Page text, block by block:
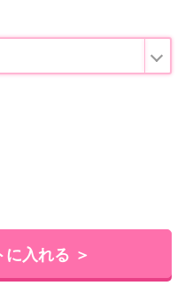
入れる ＞